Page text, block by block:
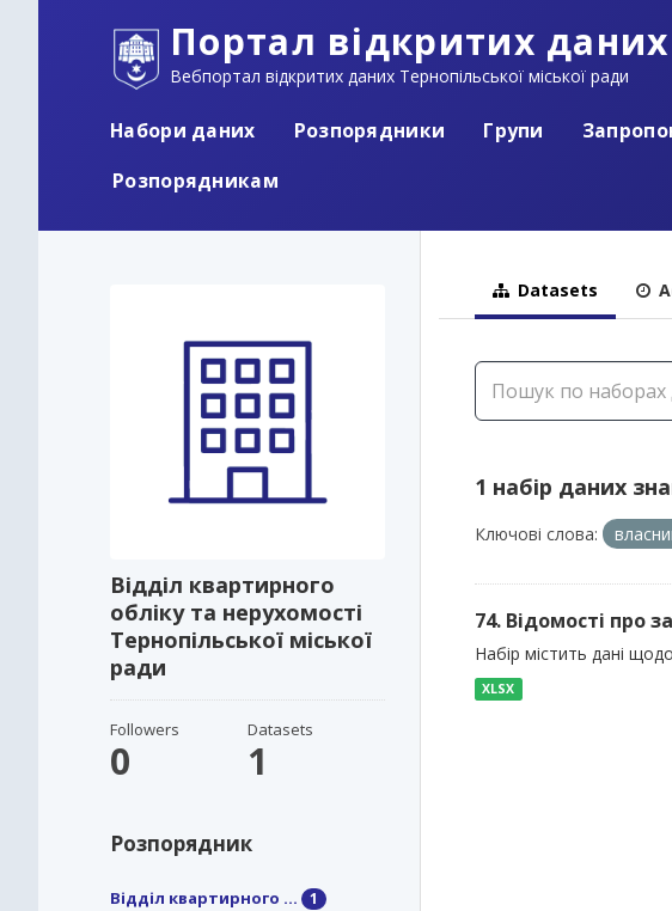
Портал відкритих
Вебпортал відкритих даних Тернопільської міської ради
Набори даних Розпорядники Групи
Розпорядникам
Відділ квартирного
обліку та нерухомості
Тернопільської міської
ради
Followers
0
Datasets
1
Розпорядник
Відділ квартирного ... 1
Datasets
1 набір даних
Ключові слова:
74. Відомості про
Набір містить дані
XLSX